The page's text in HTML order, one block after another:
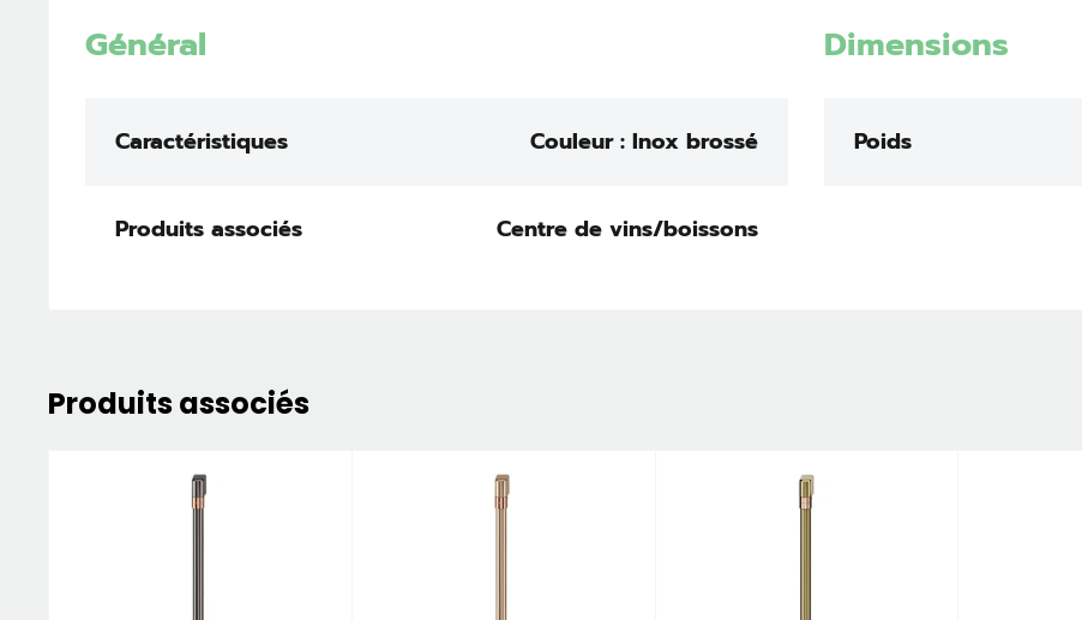
Général
Caractéristiques Couleur : Inox brossé
Produits associés Centre de vins/boissons
Dimensions
Poids
Produits associés